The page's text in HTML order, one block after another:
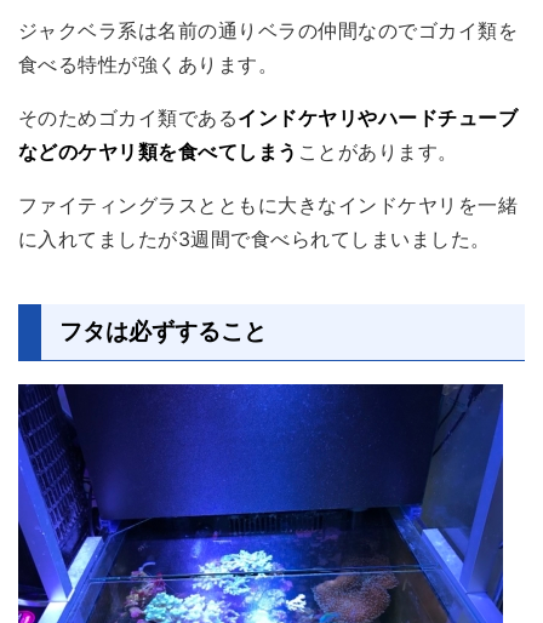
ジャクベラ系は名前の通りベラの仲間なのでゴカイ類を
食べる特性が強くあります。
そのためゴカイ類であるインドケヤリやハードチューブ
などのケヤリ類を食べてしまう ことがあります。
ファイティングラスとともに大きなインドケヤリを一緒
に入れてましたが3週間で食べられてしまいました。
フタは必ずすること